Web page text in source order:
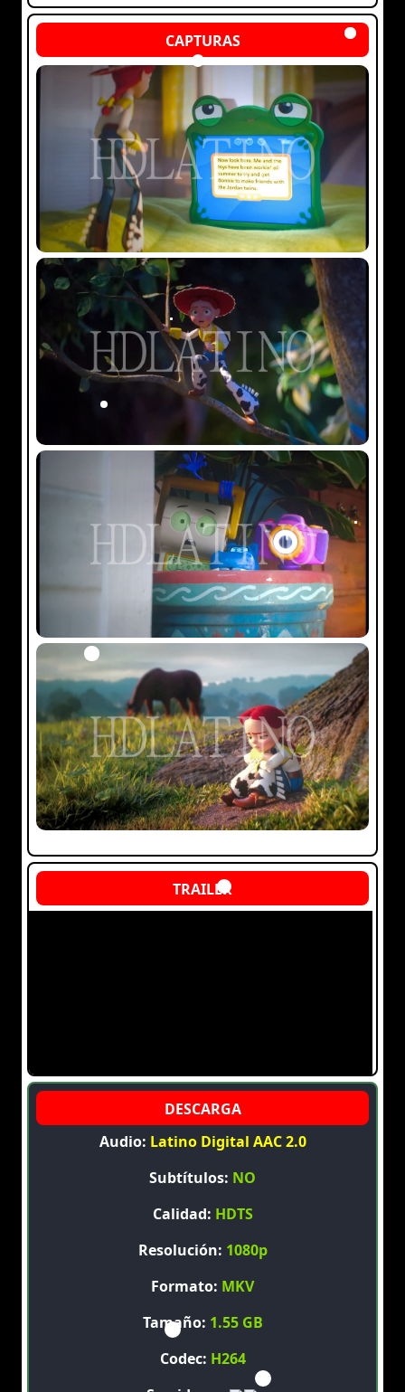
Audio: Latino Digital AAC 2.0
Subtítulos: NO
Calidad: HDTS
Resolución: 1080p
Formato: MKV
Tamaño: 1.55 GB
Codec: H264